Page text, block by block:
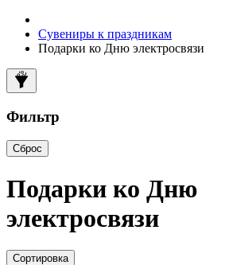
Сувениры к праздникам
Подарки ко Дню электросвязи
Фильтр
Сброс
Подарки ко Дню
электросвязи
Сортировка